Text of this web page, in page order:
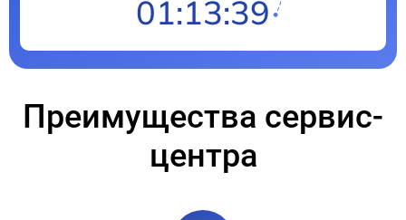
01:13:38
Преимущества сервис-
центра